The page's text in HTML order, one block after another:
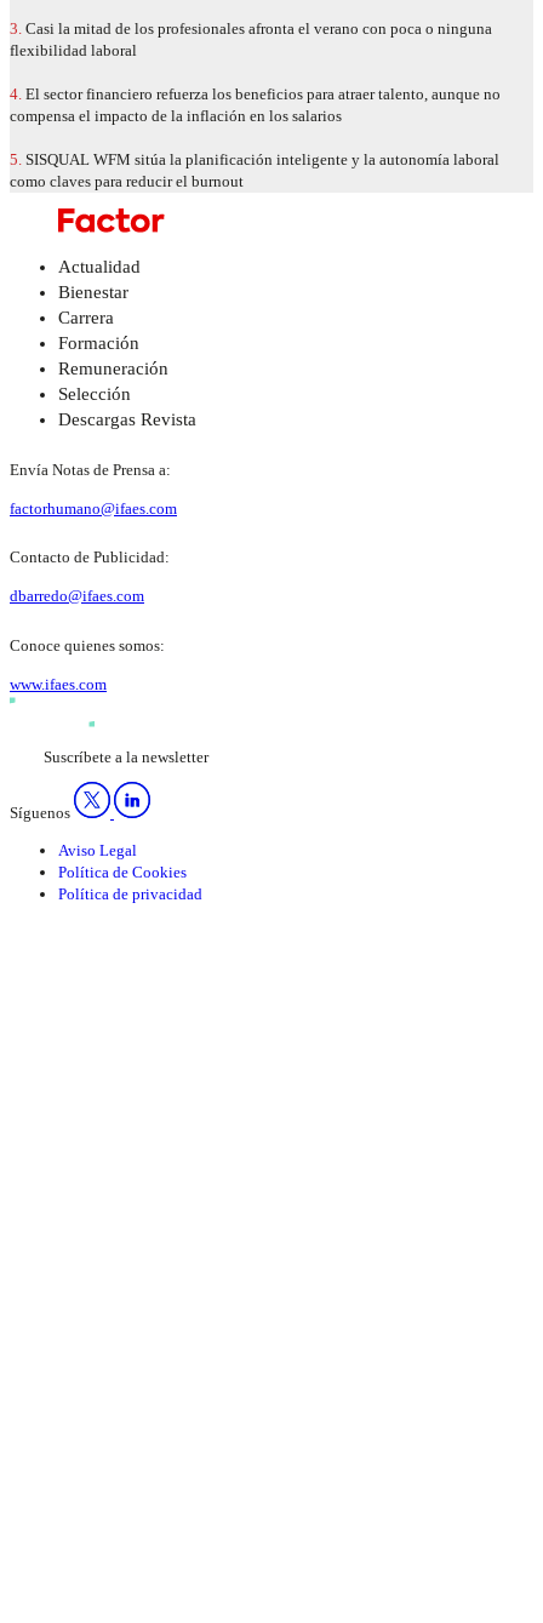
3. Casi la mitad de los profesionales afronta el verano con poca o ninguna
flexibilidad laboral
4. El sector financiero refuerza los beneficios para atraer talento, aunque no
compensa el impacto de la inflación en los salarios
5. SISQUAL WFM sitúa la planificación inteligente y la autonomía laboral
como claves para reducir el burnout
Actualidad
Bienestar
Carrera
Formación
Remuneración
Selección
Descargas Revista
Envía Notas de Prensa a:
factorhumano@ifaes.com
Contacto de Publicidad:
dbarredo@ifaes.com
Conoce quienes somos:
www.ifaes.com
Suscríbete a la newsletter
Síguenos
Aviso Legal
Política de Cookies
Política de privacidad